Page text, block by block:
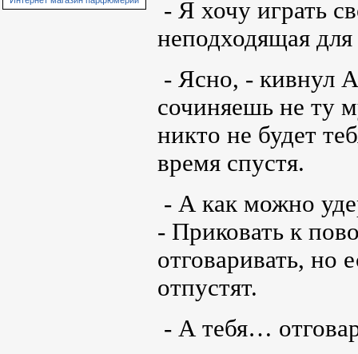
- Я хочу играть
неподходящая
- Ясно, - кивнул
сочиняешь не ту
никто не будет
время спустя.
- А как можно
- Приковать к
отговаривать, но
отпустят.
- А тебя…